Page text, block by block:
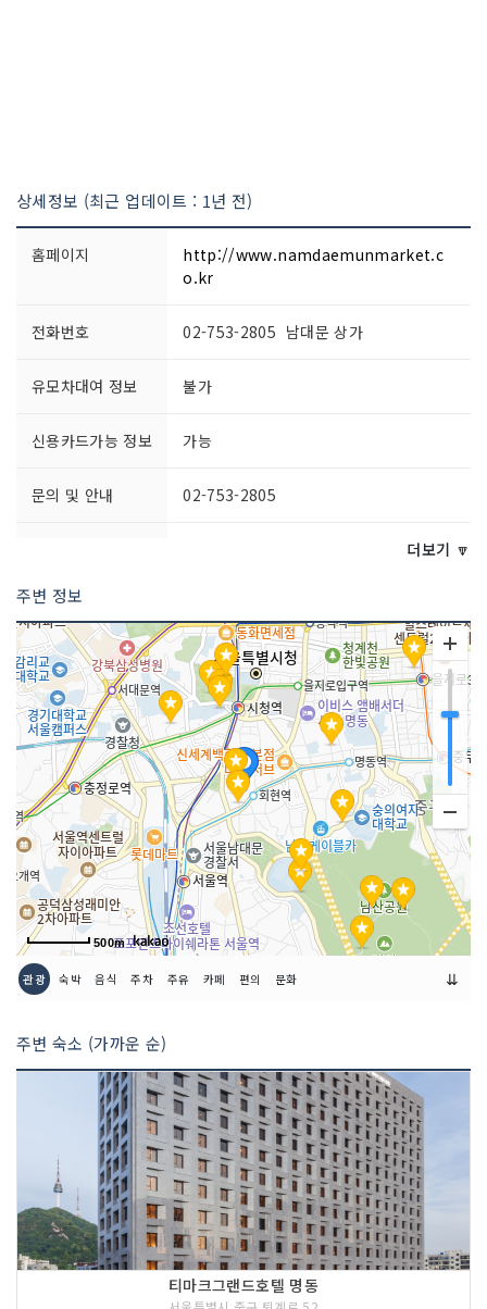
상세정보 (최근 업데이트 : 1년 전)
홈페이지
http://www.namdaemunmarket.c
o.kr
전화번호 02-753-2805 남대문 상가
유모차대여 정보 불가
신용카드가능 정보 가능
문의 및 안내 02-753-2805
영업시간
쉬는날 ※ 점포별 상이함
화장실 설명 있음
판매 품목 잡화 / 가전 / 안경 등
규모 지하 1층~지상 3층
더보기 🔽
주변 정보
500m
관광 숙박 음식 주차 주유 카페 편의 문화 ⇊
주변 숙소 (가까운 순)
티마크그랜드호텔 명동